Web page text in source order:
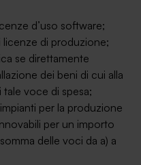
d’uso software;
licenze di produzione;
se direttamente
dei beni di cui alla
voce di spesa;
per la produzione
per un importo
delle voci da a) a